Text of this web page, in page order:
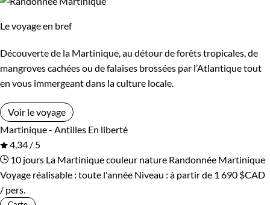
Le voyage en bref
Découverte de la Martinique, au détour de forêts tropicales, de
mangroves cachées ou de falaises brossées par l’Atlantique tout
en vous immergeant dans la culture locale.
Voir le voyage
Martinique - Antilles En liberté
4,34 / 5
10 jours La Martinique couleur nature Randonnée Martinique
Voyage réalisable : toute l'année Niveau : à partir de 1 690 $CAD
/ pers.